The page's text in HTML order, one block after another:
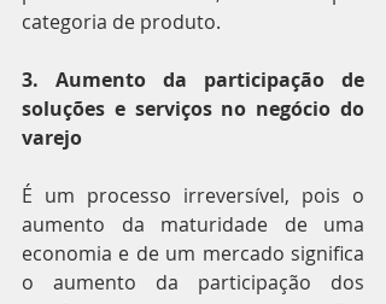
categoria de produto.
3. Aumento da participação de
soluções e serviços no negócio do
varejo
É um processo irreversível, pois o
aumento da maturidade de uma
economia e de um mercado significa
o aumento da participação dos